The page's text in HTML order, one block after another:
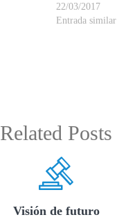
22/03/2017
Entrada similar
Related Posts
Visión de futuro